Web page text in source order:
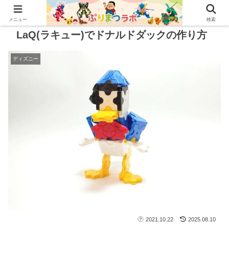
LaQ(ラキュー)でドナルドダックの作り方
ディズニー
2021.10.22 2025.08.10
メニュー 検索